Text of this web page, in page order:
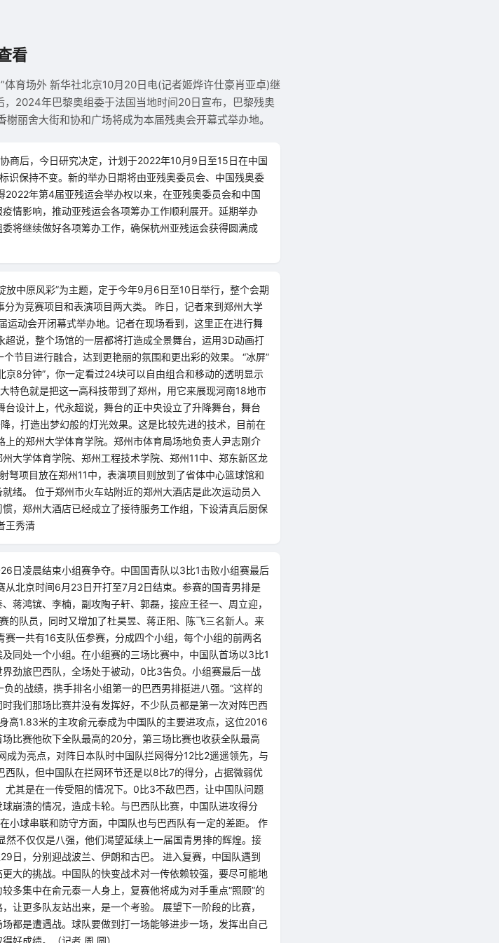
看
育场外 新华社北京10月20日电(记者姬烨许仕豪肖亚卓)继
，2024年巴黎奥组委于法国当地时间20日宣布，巴黎残奥
丽舍大街和协和广场将成为本届残奥会开幕式举办地。
商后，今日研究决定，计划于2022年10月9日至15日在中国
识保持不变。新的举办日期将由亚残奥委员会、中国残奥委
年第4届亚残运会举办权以来，在亚残奥委员会和中国
情影响，推动亚残运会各项筹办工作顺利展开。延期举办
将继续做好各项筹办工作，确保杭州亚残运会获得圆满成
中原风彩”为主题，定于今年9月6日至10日举行，整个会期
为竞赛项目和表演项目两大类。 昨日，记者来到郑州大学
动会开闭幕式举办地。记者在现场看到，这里正在进行舞
说，整个场馆的一层都将打造成全景舞台，运用3D动画打
节目进行融合，达到更艳丽的氛围和更出彩的效果。 “冰屏”
京8分钟”，你一定看过24块可以自由组合和移动的透明显示
特色就是把这一高科技带到了郑州，用它来展现河南18地市
设计上，代永超说，舞台的正中央设立了升降舞台，舞台
，打造出梦幻般的灯光效果。这是比较先进的技术，目前在
的郑州大学体育学院。郑州市体育局场地负责人尹志刚介
大学体育学院、郑州工程技术学院、郑州11中、郑东新区龙
弩项目放在郑州11中，表演项目则放到了省体中心篮球馆和
绪。 位于郑州市火车站附近的郑州大酒店是此次运动员入
，郑州大酒店已经成立了接待服务工作组，下设清真后厨保
王秀清
日凌晨结束小组赛争夺。中国国青队以3比1击败小组赛最后
北京时间6月23日开打至7月2日结束。参赛的国青男排是
蒋鸿镔、李楠，副攻陶子轩、郭磊，接应王径一、周立迎，
的队员，同时又增加了杜昊昱、蒋正阳、陈飞三名新人。来
一共有16支队伍参赛，分成四个小组，每个小组的前两名
同处一个小组。在小组赛的三场比赛中，中国队首场以3比1
劲旅巴西队，全场处于被动，0比3告负。小组赛最后一战
的战绩，携手排名小组第一的巴西男排挺进八强。“这样的
我们那场比赛并没有发挥好，不少队员都是第一次对阵巴西
高1.83米的主攻俞元泰成为中国队的主要进攻点，这位2016
比赛他砍下全队最高的20分，第三场比赛也收获全队最高
为亮点，对阵日本队时中国队拦网得分12比2遥遥领先，与
队，但中国队在拦网环节还是以8比7的得分，占据微弱优
其是在一传受阻的情况下。0比3不敌巴西，让中国队问题
崩溃的情况，造成卡轮。与巴西队比赛，中国队进攻得分
小球串联和防守方面，中国队也与巴西队有一定的差距。 作
不仅仅是八强，他们渴望延续上一届国青男排的辉煌。接
日，分别迎战波兰、伊朗和古巴。 进入复赛，中国队遇到
大的挑战。中国队的快变战术对一传依赖较强，要尽可能地
多集中在俞元泰一人身上，复赛他将成为对手重点“照顾”的
让更多队友站出来，是一个考验。 展望下一阶段的比赛，
都是遭遇战。球队要做到打一场能够进步一场，发挥出自己
好成绩。（记者 周 圆）